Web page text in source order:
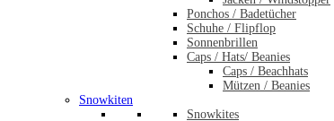
Ponchos / Badetücher
Schuhe / Flipflop
Sonnenbrillen
Caps / Hats/ Beanies
Caps / Beachhats
Mützen / Beanies
Snowkiten
Snowkites